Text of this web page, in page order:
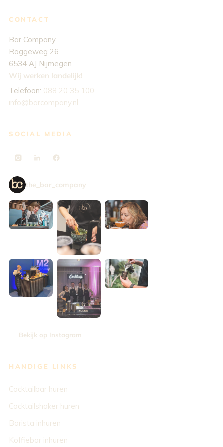
CONTACT
Bar Company
Roggeweg 26
6534 AJ Nijmegen
Wij werken landelijk!
Telefoon: 088 20 35 100
info@barcompany.nl
SOCIAL MEDIA
the_bar_company
Bekijk op Instagram
HANDIGE LINKS
Cocktailbar huren
Cocktailshaker huren
Barista inhuren
Koffiebar inhuren